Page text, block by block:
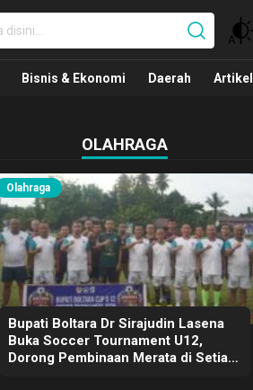
Bisnis & Ekonomi Daerah Artikel
OLAHRAGA
Olahraga
Bupati Boltara Dr Sirajudin Lasena
Buka Soccer Tournament U12,
Dorong Pembinaan Merata di Setiap